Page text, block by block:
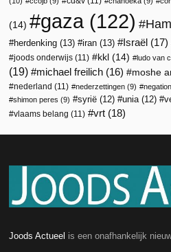
(14) gaza(122)
herdenking (13) iran (13) Israël (17)
joods onderwijs (11) kkl (14) ludo van
(19)
michael freilich (16) moshe
nederland (11) nederzettingen (9)
shimon peres (9) syrië (12) unia (12)
vlaams belang (11) vrt (18)
Joods Actueel is een onafhankelijk